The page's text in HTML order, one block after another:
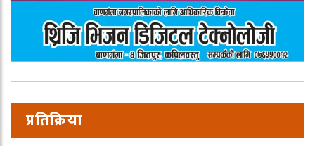
प्रतिक्रिया